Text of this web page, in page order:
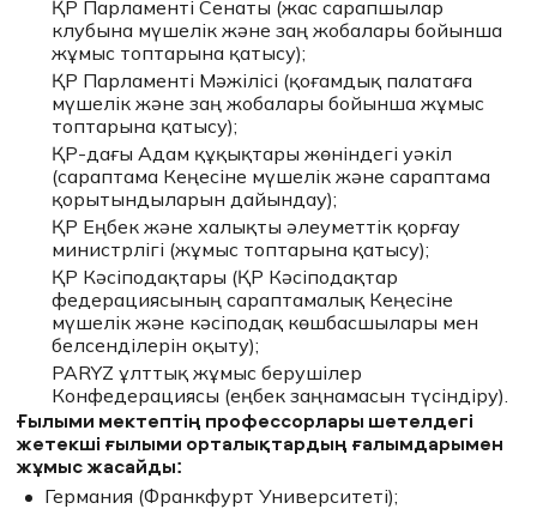
бағытталған жобасы. 2025 жылы біз өз
әлеуетімізді арттырдық, бағдарламаны
жетілдірдік, мазмұнды өзектендірдік.
2025 жылы бағдарламаны республиканың
түкпір-түкпірінен 55 адам игерді.Бағдарлама
түлектерінің жалпы саны барлық жылдары
150–ден астам адамды
форматтың арқасында біз аймақтық өкілдікті
жинайалдық.
Біздің тыңдаушыларымыздың арасында
кәсіподақтар мен жұмыс берушілердің, заң
және HR-департаменттердің бірінші
басшылары мен жетекші мамандары, жоғары
оқу орындарының профессорлары мен
оқытушылары бар.
Бағдарламаның өзі туралы айтатын болсақ,
оның бірегейлігін атап өту керек.
Біріншіден, бұл мазмұн. 3 ай ішінде
(наурыздан маусымға дейін) аптасына 3 рет 72
сағат қарқынды сабақтар еңбек
қатынастарының барлық аспектілерін және
HR-менеджмент негіздерін қамтуға мүмкіндік
берді.
Соңғы істерді қоса алғанда, 120-дан астам сот
дел егжей-тегжейлі талданады.
ҚР Парламенті Сенаты (жас сарапшылар
клубына мүшелік және заң жобалары бойынша
жұмыс топтарына қатысу);
ҚР Парламенті Мәжілісі (қоғамдық палатаға
мүшелік және заң жобалары бойынша жұмыс
топтарына қатысу);
ҚР-дағы Адам құқықтары жөніндегі уәкіл
(сараптама Кеңесіне мүшелік және сараптама
қорытындыларын дайындау);
ҚР Еңбек және халықты әлеуметтік қорғау
министрлігі (жұмыс топтарына қатысу);
ҚР Кәсіподақтары (ҚР Кәсіподақтар
федерациясының сараптамалық Кеңесіне
мүшелік және кәсіподақ көшбасшылары мен
белсенділерін оқыту);
PARYZ ұлттық жұмыс берушілер
Конфедерациясы (еңбек заңнамасын түсіндіру).
Ғылыми мектептің профессорлары шетелдегі
жетекші ғылыми орталықтардың ғалымдарымен
жұмыс жасайды:
Германия (Франкфурт Университеті);